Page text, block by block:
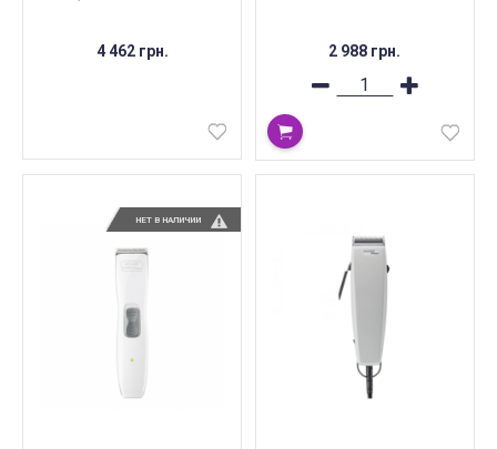
4 462 грн. 2 988 грн.
НЕТ В НАЛИЧИИ